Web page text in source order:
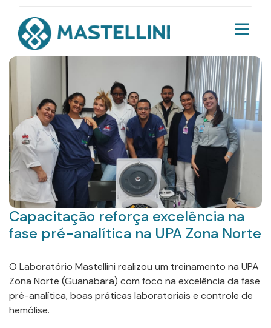
Capacitação reforça excelência na
fase pré-analítica na UPA Zona Norte
O Laboratório Mastellini realizou um treinamento na UPA
Zona Norte (Guanabara) com foco na excelência da fase
pré-analítica, boas práticas laboratoriais e controle de
hemólise.